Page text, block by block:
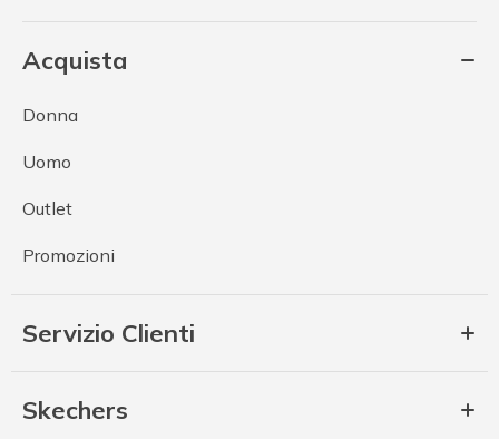
Acquista
Donna
Uomo
Outlet
Promozioni
Servizio Clienti
Skechers